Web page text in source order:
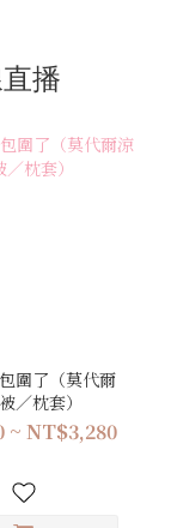
播
圍了（莫代爾
／枕套）
~ NT$3,280